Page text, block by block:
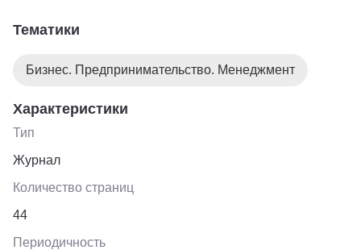
Тематики
Бизнес. Предпринимательство. Менеджмент
Характеристики
Тип
Журнал
Количество страниц
44
Периодичность